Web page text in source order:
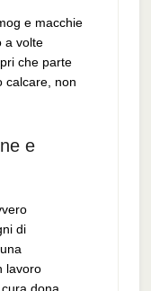
e macchie
a volte
che parte
calcare, non
e
di
lavoro